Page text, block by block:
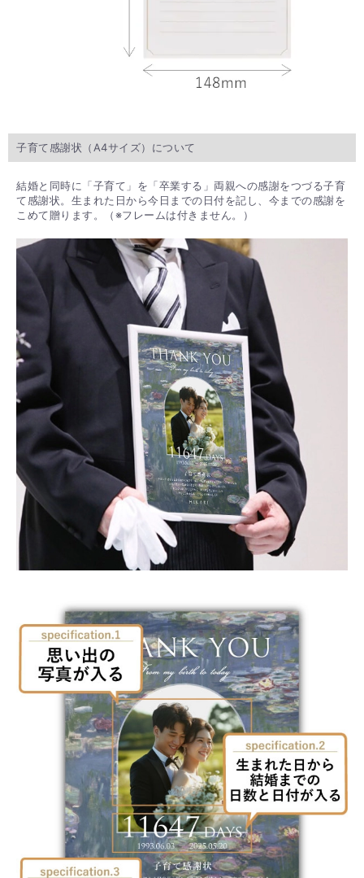
子育て感謝状（A4サイズ）について
結婚と同時に「子育て」を「卒業する」両親への感謝をつづる子育
て感謝状。生まれた日から今日までの日付を記し、今までの感謝を
こめて贈ります。（※フレームは付きません。）